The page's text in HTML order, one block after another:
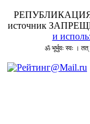
РЕПУБЛИКАЦИЯ
источник
и
ॐ भूर्भुवः स्वः । तत्